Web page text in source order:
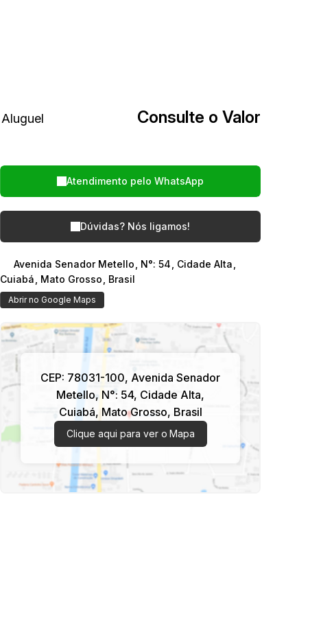
Consulte o Valor
Atendimento pelo WhatsApp
Dúvidas? Nós ligamos!
Avenida Senador Metello N°: 54 Cidade Alta
Cuiabá
Mato Grosso Brasil
Abrir no Google Maps
CEP: 78031-100, Avenida Senador
Metello, N°: 54, Cidade Alta,
Cuiabá, Mato Grosso, Brasil
Clique aqui para ver o Mapa